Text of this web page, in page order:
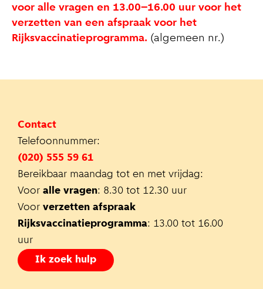
voor alle vragen en 13.00–16.00 uur voor het
verzetten van een afspraak voor het
Rijksvaccinatieprogramma. (algemeen nr.)
Contact
Telefoonnummer:
(020) 555 59 61
Bereikbaar maandag tot en met vrijdag:
Voor alle vragen: 8.30 tot 12.30 uur
Voor verzetten afspraak
Rijksvaccinatieprogramma: 13.00 tot 16.00
uur
Ik zoek hulp